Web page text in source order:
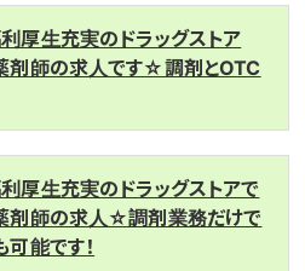
厚生充実のドラッグストア
剤師の求人です☆調剤とOTC
厚生充実のドラッグストアで
剤師の求人☆調剤業務だけで
能です！